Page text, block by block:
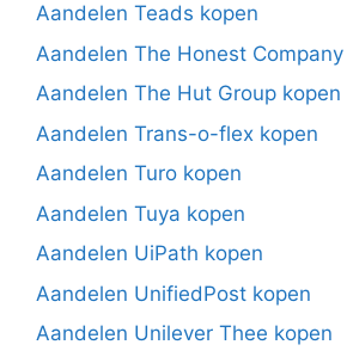
Aandelen Teads kopen
Aandelen The Honest
Aandelen The Hut Group kopen
Aandelen Trans-o-flex kopen
Aandelen Turo kopen
Aandelen Tuya kopen
Aandelen UiPath kopen
Aandelen UnifiedPost kopen
Aandelen Unilever Thee kopen